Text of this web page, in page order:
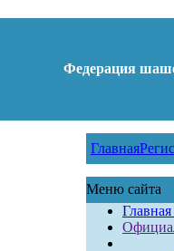
Федерация
Главная
Меню сайта